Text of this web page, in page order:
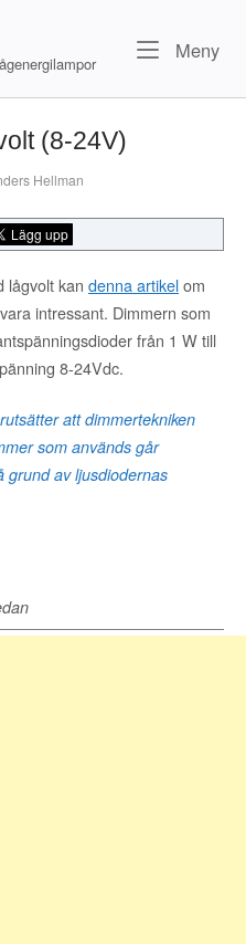
Meny
(8-24V)
Hellman
lågvolt kan denna artikelom
vara intressant. Dimmern som
från 1 W till
8-24Vdc.
att dimmertekniken
som används går
grund av ljusdiodernas